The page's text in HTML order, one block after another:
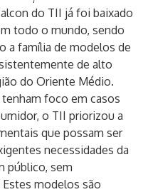
do TII já foi baixado
todo o mundo, sendo
a família de modelos de
de alto
do Oriente Médio.
foco em casos
o TII priorizou a
que possam ser
necessidades da
público, sem
modelos são